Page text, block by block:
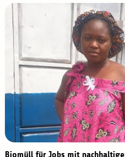
Biomüll für Jobs mit